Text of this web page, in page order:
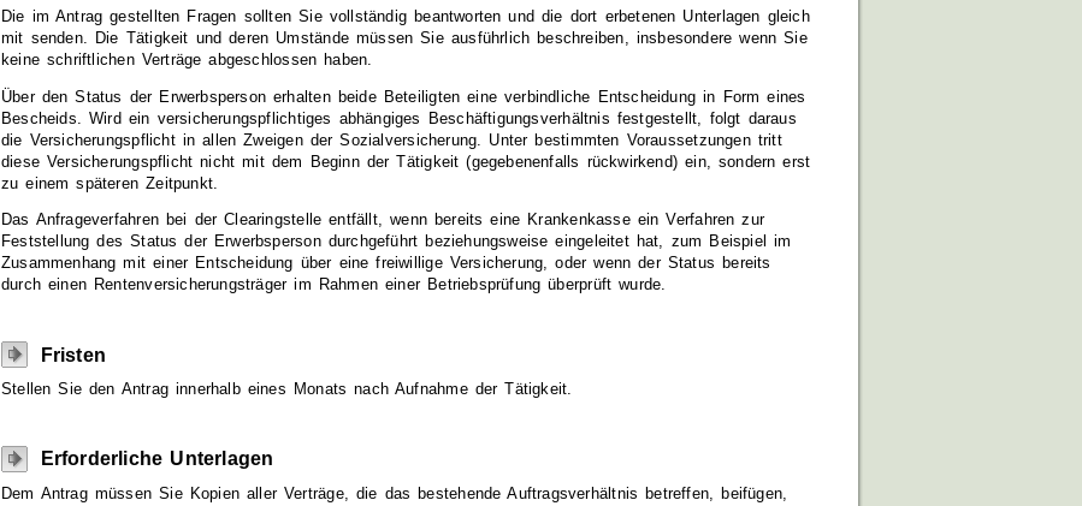
Die im Antrag gestellten Fragen sollten Sie vollständig beantworten und die dort erbetenen Unterlagen gleich
mit senden. Die Tätigkeit und deren Umstände müssen Sie ausführlich beschreiben, insbesondere wenn Sie
keine schriftlichen Verträge abgeschlossen haben.
Über den Status der Erwerbsperson erhalten beide Beteiligten eine verbindliche Entscheidung in Form eines
Bescheids. Wird ein versicherungspflichtiges abhängiges Beschäftigungsverhältnis festgestellt, folgt daraus
die Versicherungspflicht in allen Zweigen der Sozialversicherung. Unter bestimmten Voraussetzungen tritt
diese Versicherungspflicht nicht mit dem Beginn der Tätigkeit (gegebenenfalls rückwirkend) ein, sondern erst
zu einem späteren Zeitpunkt.
Das Anfrageverfahren bei der Clearingstelle entfällt, wenn bereits eine Krankenkasse ein Verfahren zur
Feststellung des Status der Erwerbsperson durchgeführt beziehungsweise eingeleitet hat, zum Beispiel im
Zusammenhang mit einer Entscheidung über eine freiwillige Versicherung, oder wenn der Status bereits
durch einen Rentenversicherungsträger im Rahmen einer Betriebsprüfung überprüft wurde.
Fristen
Stellen Sie den Antrag innerhalb eines Monats nach Aufnahme der Tätigkeit.
Erforderliche Unterlagen
Dem Antrag müssen Sie Kopien aller Verträge, die das bestehende Auftragsverhältnis betreffen, beifügen,